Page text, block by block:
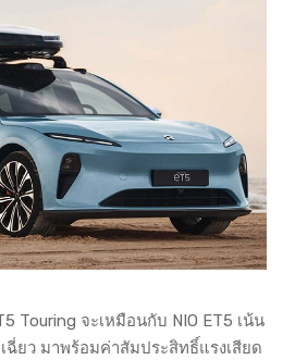
Touring จะเหมือนกับ NIO ET5 เน้น
ฉี่ยว มาพร้อมค่าสัมประสิทธิ์แรงเสียด